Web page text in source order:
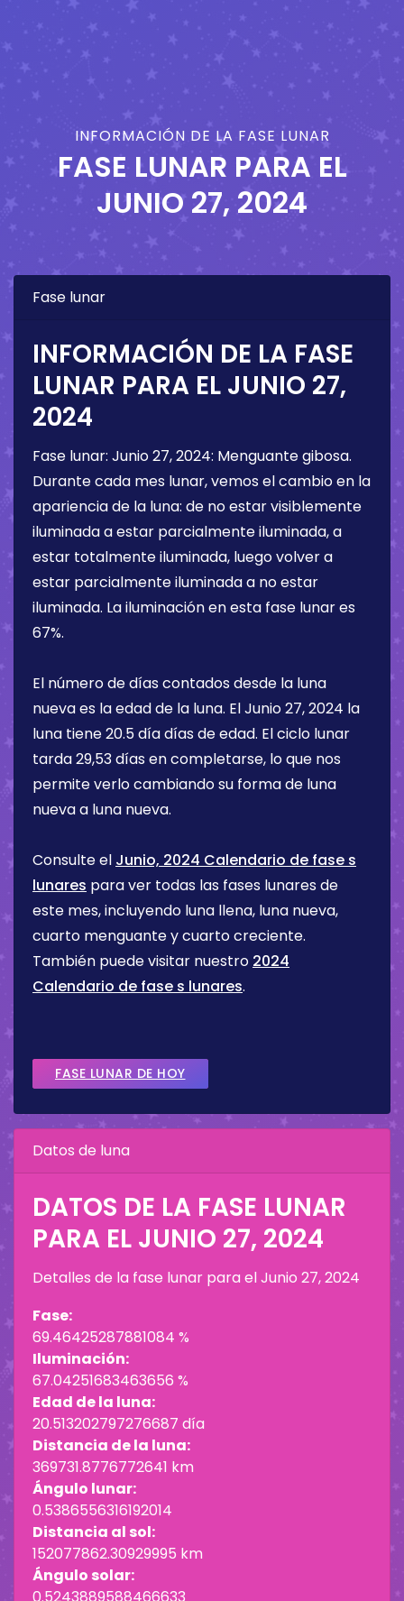
INFORMACIÓN DE LA FASE LUNAR
FASE LUNAR PARA EL
JUNIO 27, 2024
Fase lunar
INFORMACIÓN DE LA FASE
LUNAR PARA EL JUNIO 27,
2024
Fase lunar: Junio 27, 2024: Menguante gibosa.
Durante cada mes lunar, vemos el cambio en la
apariencia de la luna: de no estar visiblemente
iluminada a estar parcialmente iluminada, a
estar totalmente iluminada, luego volver a
estar parcialmente iluminada a no estar
iluminada. La iluminación en esta fase lunar es
67%.
El número de días contados desde la luna
nueva es la edad de la luna. ElJunio 27, 2024 la
luna tiene20.5 díadías de edad. El ciclo lunar
tarda 29,53 días en completarse, lo que nos
permite verlo cambiando su forma de luna
nueva a luna nueva.
Consulte el Junio, 2024 Calendario de fase s
lunares para ver todas las fases lunares de
este mes, incluyendo luna llena, luna nueva,
cuarto menguante y cuarto creciente.
También puede visitar nuestro 2024
Calendario de fase s lunares.
FASE LUNAR DE HOY
Datos de luna
DATOS DE LA FASE LUNAR
PARA EL JUNIO 27, 2024
Detalles de la fase lunar para elJunio 27, 2024
Fase:
69.46425287881084 %
Iluminación:
67.04251683463656 %
Edad de la luna:
20.513202797276687 día
Distancia de la luna:
369731.8776772641 km
Ángulo lunar:
0.5386556316192014
Distancia al sol:
152077862.30929995 km
Ángulo solar: